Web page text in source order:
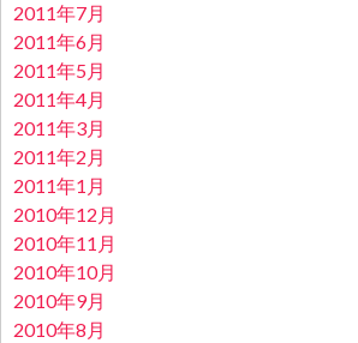
2011年7月
2011年6月
2011年5月
2011年4月
2011年3月
2011年2月
2011年1月
2010年12月
2010年11月
2010年10月
2010年9月
2010年8月